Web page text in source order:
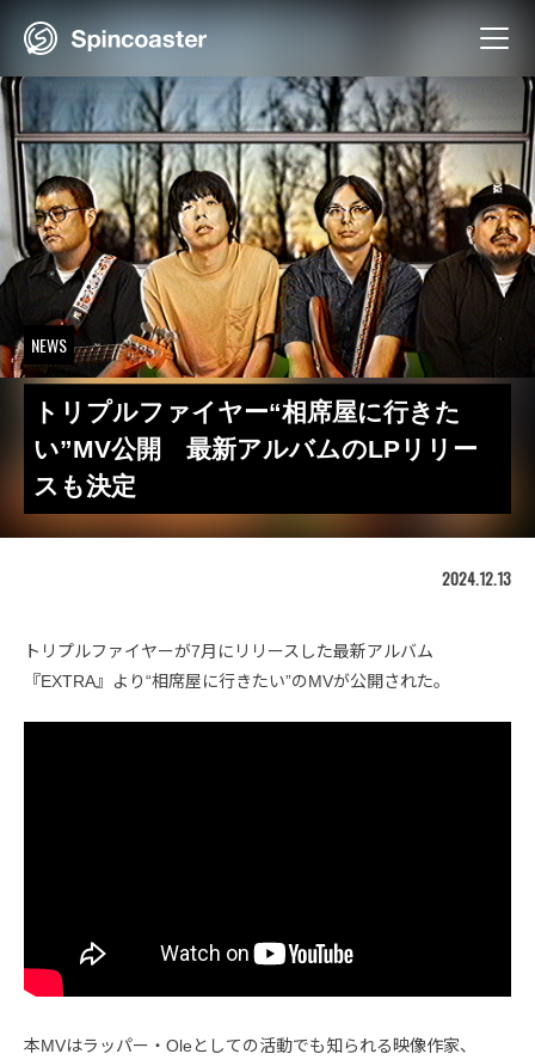
NEWS
トリプルファイヤー“相席屋に行きた
い”MV公開 最新アルバムのLPリリー
スも決定
2024.12.13
トリプルファイヤーが7月にリリースした最新アルバム
『EXTRA』より“相席屋に行きたい”のMVが公開された。
本MVはラッパー・Oleとしての活動でも知られる映像作家、